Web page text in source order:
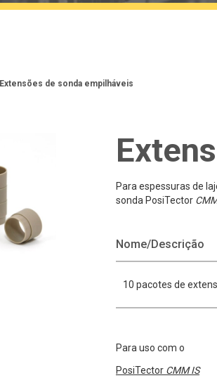
Extensões de sonda empilháveis
Para espessuras de
sonda PosiTector
Nome/Descrição
10 pacotes de
Para uso com o
PosiTector CMM IS